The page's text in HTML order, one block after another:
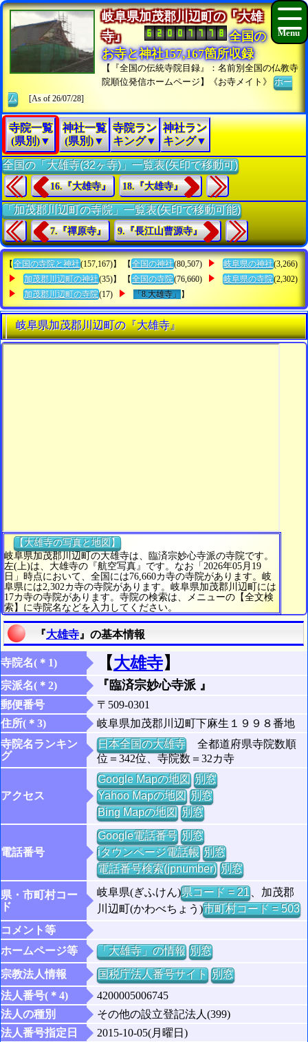
岐阜県加茂郡川辺町の『大雄
寺』
全国の
お寺と神社157,167箇所収録
【『全国の伝統寺院目録』：名前別全国の仏教寺
院順位発信ホームページ】《お寺メイト》ホー
ム
[As of 26/07/28]
寺院一覧
(県別)▼
神社一覧
(県別)▼
寺院ラン
キング▼
神社ラン
キング▼
全国の「大雄寺(32ヶ寺)」一覧表(矢印で移動可)
16.『大雄寺』 18.『大雄寺』
「加茂郡川辺町の寺院」一覧表(矢印で移動可能)
7.『禪原寺』 9.『長江山曹源寺』
【 全国の寺院と神社(157,167)】 【 全国の神社(80,507) 岐阜県の神社(3,266)
加茂郡川辺町の神社(35)】 【 全国の寺院(76,660) 岐阜県の寺院(2,302)
加茂郡川辺町の寺院(17) 「8.大雄寺」 】
岐阜県加茂郡川辺町の『大雄寺』
【大雄寺の写真と地図】
岐阜県加茂郡川辺町の大雄寺は、臨済宗妙心寺派の寺院です。
左(上)は、大雄寺の『航空写真』です。なお「2026年05月19
日」時点において、全国には76,660カ寺の寺院があります。岐
阜県には2,302カ寺の寺院があります。岐阜県加茂郡川辺町には
17カ寺の寺院があります。寺院の検索は、メニューの【全文検
索】に寺院名などを入力してください。
『大雄寺 』の基本情報
寺院名(＊1) 【大雄寺】
宗派名(＊2) 『臨済宗妙心寺派 』
郵便番号
〒509-0301
住所(＊3)
岐阜県加茂郡川辺町下麻生１９９８番地
寺院名ランキン
グ
日本全国の大雄寺全都道府県寺院数順
位＝342位、寺院数＝32カ寺
アクセス
Google Mapの地図 別窓
Yahoo Mapの地図 別窓
Bing Mapの地図 別窓
電話番号
Google電話番号 別窓
iタウンページ電話帳 別窓
電話番号検索(jpnumber) 別窓
県・市町村コー
ド
岐阜県(ぎふけん)県コード = 21、加茂郡
川辺町(かわべちょう)市町村コード = 503
コメント等
ホームページ等
「大雄寺」の情報 別窓
宗教法人情報
国税庁法人番号サイト 別窓
法人番号(＊4)
4200005006745
法人の種別
その他の設立登記法人(399)
法人番号指定日
2015-10-05(月曜日)